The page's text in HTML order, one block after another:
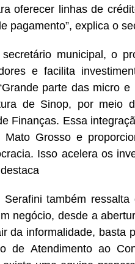
oferecer linhas de
pagamento”, explica o
municipal, o
e facilita
parte das micro
de Sinop, por meio
Finanças. Essa
Mato Grosso e
Isso acelera os
Serafini também
negócio, desde a
da informalidade, basta
de Atendimento ao